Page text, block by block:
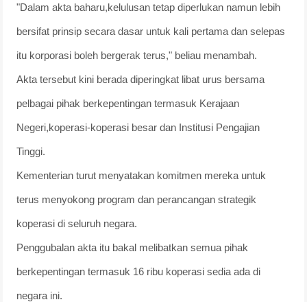
"Dalam akta baharu,kelulusan tetap diperlukan namun lebih
bersifat prinsip secara dasar untuk kali pertama dan selepas
itu korporasi boleh bergerak terus," beliau menambah.
Akta tersebut kini berada diperingkat libat urus bersama
pelbagai pihak berkepentingan termasuk Kerajaan
Negeri,koperasi-koperasi besar dan Institusi Pengajian
Tinggi.
Kementerian turut menyatakan komitmen mereka untuk
terus menyokong program dan perancangan strategik
koperasi di seluruh negara.
Penggubalan akta itu bakal melibatkan semua pihak
berkepentingan termasuk 16 ribu koperasi sedia ada di
negara ini.